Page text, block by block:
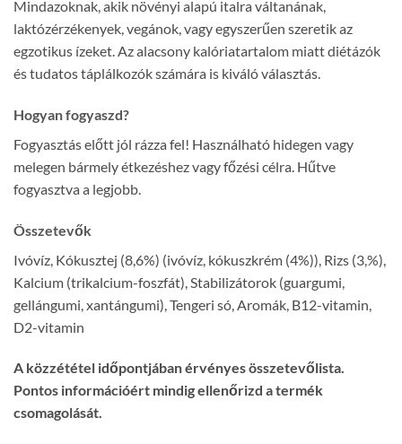
Mindazoknak, akik növényi alapú italra váltanának,
laktózérzékenyek, vegánok, vagy egyszerűen szeretik az
egzotikus ízeket. Az alacsony kalóriatartalom miatt diétázók
és tudatos táplálkozók számára is kiváló választás.
Hogyan fogyaszd?
Fogyasztás előtt jól rázza fel! Használható hidegen vagy
melegen bármely étkezéshez vagy főzési célra. Hűtve
fogyasztva a legjobb.
Összetevők
Ivóvíz, Kókusztej (8,6%) (ivóvíz, kókuszkrém (4%)), Rizs (3,%),
Kalcium (trikalcium-foszfát), Stabilizátorok (guargumi,
gellángumi, xantángumi), Tengeri só, Aromák, B12-vitamin,
D2-vitamin
A közzététel időpontjában érvényes összetevőlista.
Pontos információért mindig ellenőrizd a termék
csomagolását.